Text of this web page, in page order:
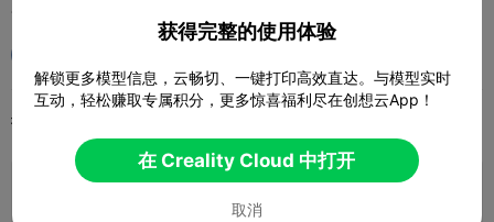
打印配置
获得完整的使用体验
解锁更多模型信息，云畅切、一键打印高效直达。与模型实时
互动，轻松赚取专属积分，更多惊喜福利尽在创想云App！
在 Creality Cloud 中打开
取消